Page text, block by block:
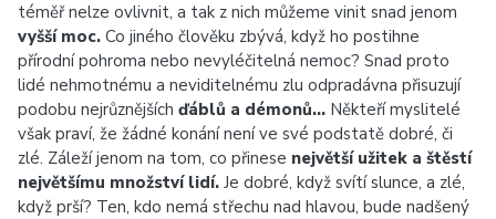
téměř nelze ovlivnit, a tak z nich můžeme vinit snad jenom
vyšší moc. Co jiného člověku zbývá, když ho postihne
přírodní pohroma nebo nevyléčitelná nemoc? Snad proto
lidé nehmotnému a neviditelnému zlu odpradávna přisuzují
podobu nejrůznějších ďáblů a démonů… Někteří myslitelé
však praví, že žádné konání není ve své podstatě dobré, či
zlé. Záleží jenom na tom, co přinese největší užitek a štěstí
největšímu množství lidí. Je dobré, když svítí slunce, a zlé,
když prší? Ten, kdo nemá střechu nad hlavou, bude nadšený